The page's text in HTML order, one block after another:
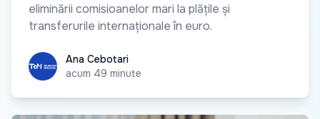
eliminării comisioanelor mari la plățile și
transferurile internaționale în euro.
Ana CebotariAna Cebotari
acum 49 minute